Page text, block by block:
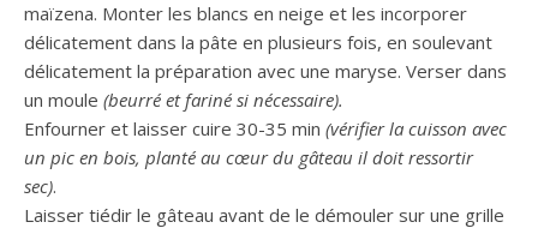
maïzena. Monter les blancs en neige et les incorporer
délicatement dans la pâte en plusieurs fois, en soulevant
délicatement la préparation avec une maryse. Verser dans
un moule (beurré et fariné si nécessaire).
Enfourner et laisser cuire 30-35 min (vérifier la cuisson avec
un pic en bois, planté au cœur du gâteau il doit ressortir
sec).
Laisser tiédir le gâteau avant de le démouler sur une grille